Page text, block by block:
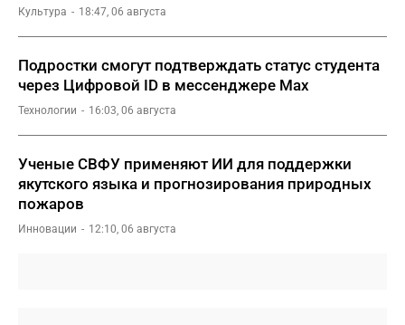
Культура 18:47, 06 августа
Подростки смогут подтверждать статус студента
через Цифровой ID в мессенджере Мах
Технологии 16:03, 06 августа
Ученые СВФУ применяют ИИ для поддержки
якутского языка и прогнозирования природных
пожаров
Инновации 12:10, 06 августа